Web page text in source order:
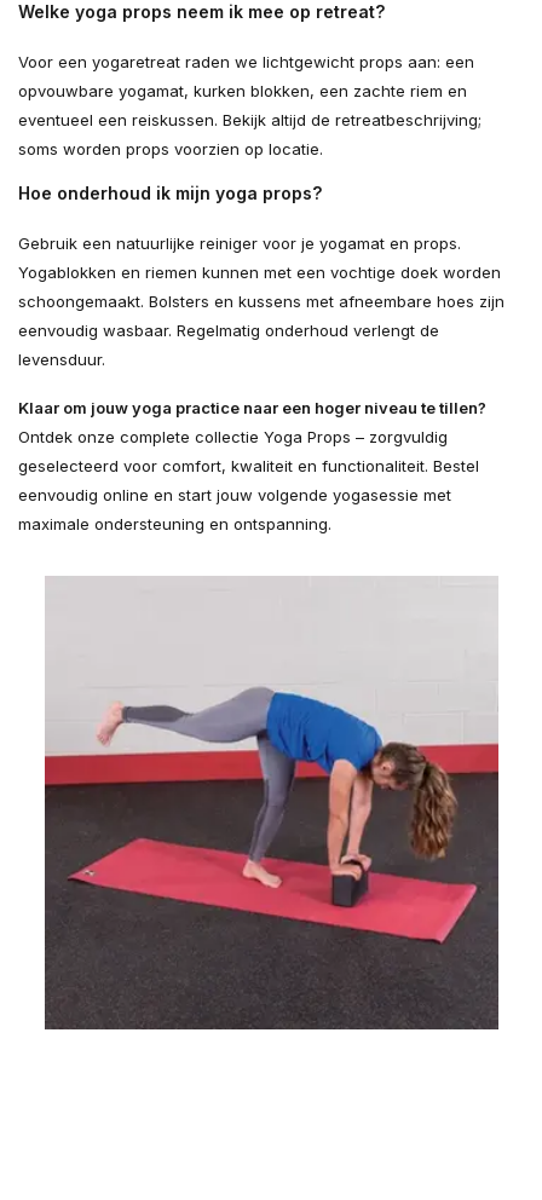
Welke yoga props neem ik mee op retreat?
Voor een yogaretreat raden we lichtgewicht props aan: een
opvouwbare yogamat, kurken blokken, een zachte riem en
eventueel een reiskussen. Bekijk altijd de retreatbeschrijving;
soms worden props voorzien op locatie.
Hoe onderhoud ik mijn yoga props?
Gebruik een natuurlijke reiniger voor je yogamat en props.
Yogablokken en riemen kunnen met een vochtige doek worden
schoongemaakt. Bolsters en kussens met afneembare hoes zijn
eenvoudig wasbaar. Regelmatig onderhoud verlengt de
levensduur.
Klaar om jouw yoga practice naar een hoger niveau te tillen?
Ontdek onze complete collectie Yoga Props – zorgvuldig
geselecteerd voor comfort, kwaliteit en functionaliteit. Bestel
eenvoudig online en start jouw volgende yogasessie met
maximale ondersteuning en ontspanning.